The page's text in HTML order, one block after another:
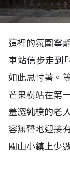
這裡的氛圍寧
車站信步走到
如此思忖著。
芒果樹站在第
羞澀純樸的老
容無聲地迎接
關山小鎮上少